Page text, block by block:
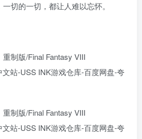
切的一切，都让人难以忘怀。